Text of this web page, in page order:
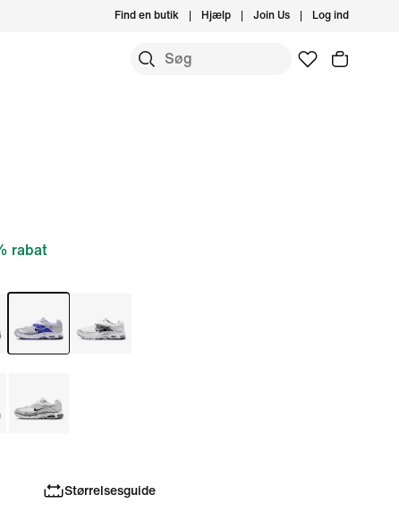
Find en butik Hjælp Join Us Log ind
rabat
Størrelsesguide